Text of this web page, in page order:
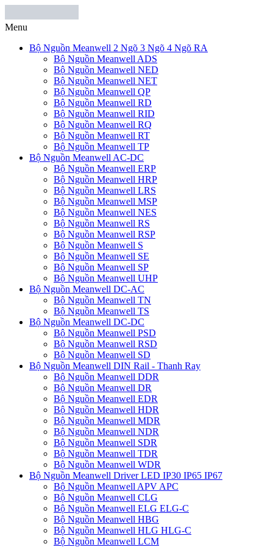
Menu
Bộ Nguồn Meanwell 2 Ngõ 3 Ngõ 4 Ngõ RA
Bộ Nguồn Meanwell ADS
Bộ Nguồn Meanwell NED
Bộ Nguồn Meanwell NET
Bộ Nguồn Meanwell QP
Bộ Nguồn Meanwell RD
Bộ Nguồn Meanwell RID
Bộ Nguồn Meanwell RQ
Bộ Nguồn Meanwell RT
Bộ Nguồn Meanwell TP
Bộ Nguồn Meanwell AC-DC
Bộ Nguồn Meanwell ERP
Bộ Nguồn Meanwell HRP
Bộ Nguồn Meanwell LRS
Bộ Nguồn Meanwell MSP
Bộ Nguồn Meanwell NES
Bộ Nguồn Meanwell RS
Bộ Nguồn Meanwell RSP
Bộ Nguồn Meanwell S
Bộ Nguồn Meanwell SE
Bộ Nguồn Meanwell SP
Bộ Nguồn Meanwell UHP
Bộ Nguồn Meanwell DC-AC
Bộ Nguồn Meanwell TN
Bộ Nguồn Meanwell TS
Bộ Nguồn Meanwell DC-DC
Bộ Nguồn Meanwell PSD
Bộ Nguồn Meanwell RSD
Bộ Nguồn Meanwell SD
Bộ Nguồn Meanwell DIN Rail - Thanh Ray
Bộ Nguồn Meanwell DDR
Bộ Nguồn Meanwell DR
Bộ Nguồn Meanwell EDR
Bộ Nguồn Meanwell HDR
Bộ Nguồn Meanwell MDR
Bộ Nguồn Meanwell NDR
Bộ Nguồn Meanwell SDR
Bộ Nguồn Meanwell TDR
Bộ Nguồn Meanwell WDR
Bộ Nguồn Meanwell Driver LED IP30 IP65 IP67
Bộ Nguồn Meanwell APV APC
Bộ Nguồn Meanwell CLG
Bộ Nguồn Meanwell ELG ELG-C
Bộ Nguồn Meanwell HBG
Bộ Nguồn Meanwell HLG HLG-C
Bộ Nguồn Meanwell LCM